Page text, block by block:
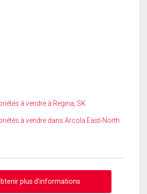
à vendre à Regina, SK
à vendre dans Arcola East-North
plus d'informations